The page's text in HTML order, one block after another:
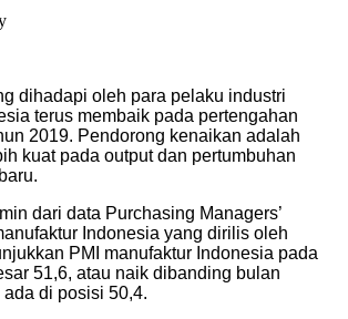
dihadapi oleh para pelaku industri
terus membaik pada pertengahan
2019. Pendorong kenaikan adalah
kuat pada output dan pertumbuhan
dari data Purchasing Managers’
Indonesia yang dirilis oleh
PMI manufaktur Indonesia pada
51,6, atau naik dibanding bulan
di posisi 50,4.